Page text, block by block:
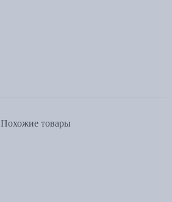
Похожие товары